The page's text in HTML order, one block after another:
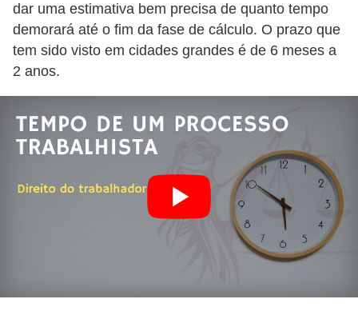
dar uma estimativa bem precisa de quanto tempo
demorará até o fim da fase de cálculo. O prazo que
tem sido visto em cidades grandes é de 6 meses a
2 anos.
1
0
M
R
c